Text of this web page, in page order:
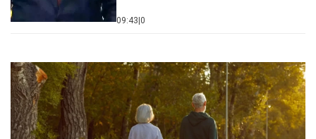
09:43 0